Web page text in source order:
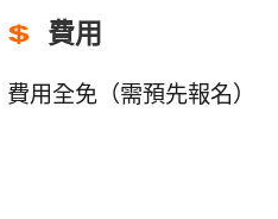
費用
費用全免（需預先報名）